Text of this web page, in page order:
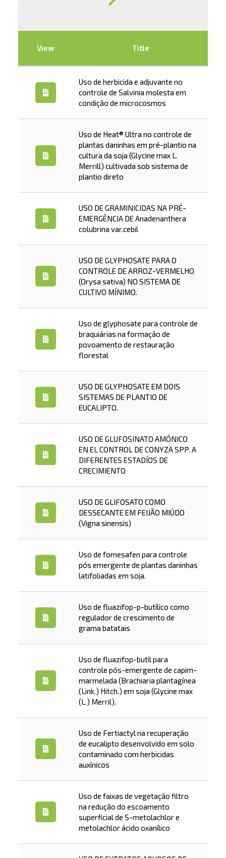
View Title
Uso de herbicida e adjuvante no
controle de Salvinia molesta em
condição de microcosmos
Uso de Heat® Ultra no controle de
plantas daninhas em pré-plantio na
cultura da soja (Glycine max L.
Merrill) cultivada sob sistema de
plantio direto
USO DE GRAMINICIDAS NA PRÉ-
EMERGÊNCIA DE Anadenanthera
colubrina var.cebil
USO DE GLYPHOSATE PARA O
CONTROLE DE ARROZ-VERMELHO
(Orysa sativa) NO SISTEMA DE
CULTIVO MÍNIMO.
Uso de glyphosate para controle de
braquiárias na formação de
povoamento de restauração
florestal
USO DE GLYPHOSATE EM DOIS
SISTEMAS DE PLANTIO DE
EUCALIPTO.
USO DE GLUFOSINATO AMÓNICO
EN EL CONTROL DE CONYZA SPP. A
DIFERENTES ESTADÍOS DE
CRECIMIENTO
USO DE GLIFOSATO COMO
DESSECANTE EM FEIJÃO MIÚDO
(Vigna sinensis)
Uso de fomesafen para controle
pós emergente de plantas daninhas
latifoliadas em soja.
Uso de fluazifop-p-butílico como
regulador de crescimento de
grama batatais
Uso de fluazifop-butil para
controle pós-emergente de capim-
marmelada (Brachiaria plantagínea
(Link.) Hitch.) em soja (Glycine max
(L.) Merril).
Uso de Fertiactyl na recuperação
de eucalipto desenvolvido em solo
contaminado com herbicidas
auxínicos
Uso de faixas de vegetação filtro
na redução do escoamento
superficial de S-metolachlor e
metolachlor ácido oxanílico